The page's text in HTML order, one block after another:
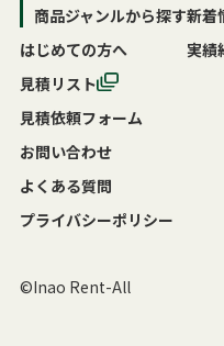
商品ジャンルから探す
はじめての方へ
新着
実績
見積リスト
見積依頼フォーム
お問い合わせ
よくある質問
プライバシーポリシー
©Inao Rent-All